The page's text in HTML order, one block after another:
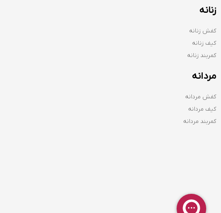
زنانه
کفش زنانه
کیف زنانه
کمربند زنانه
مردانه
کفش مردانه
کیف مردانه
کمربند مردانه